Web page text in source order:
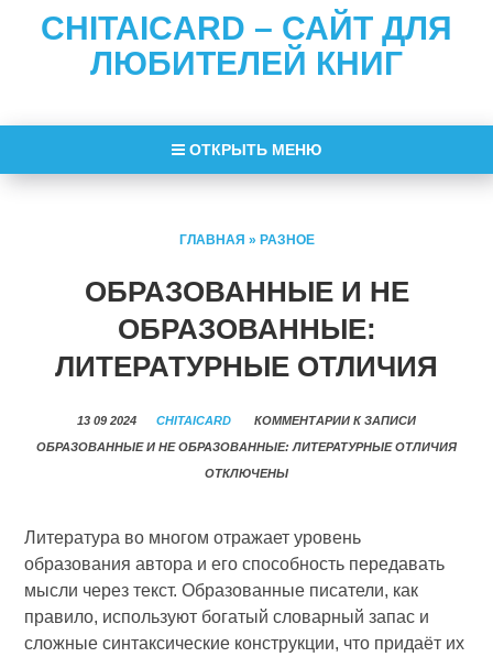
CHITAICARD – САЙТ ДЛЯ
ЛЮБИТЕЛЕЙ КНИГ
ОТКРЫТЬ МЕНЮ
ГЛАВНАЯ » РАЗНОЕ
ОБРАЗОВАННЫЕ И НЕ
ОБРАЗОВАННЫЕ:
ЛИТЕРАТУРНЫЕ ОТЛИЧИЯ
13 09 2024 CHITAICARD КОММЕНТАРИИ К ЗАПИСИ
ОБРАЗОВАННЫЕ И НЕ ОБРАЗОВАННЫЕ: ЛИТЕРАТУРНЫЕ ОТЛИЧИЯ
ОТКЛЮЧЕНЫ
Литература во многом отражает уровень
образования автора и его способность передавать
мысли через текст. Образованные писатели, как
правило, используют богатый словарный запас и
сложные синтаксические конструкции, что придаёт их